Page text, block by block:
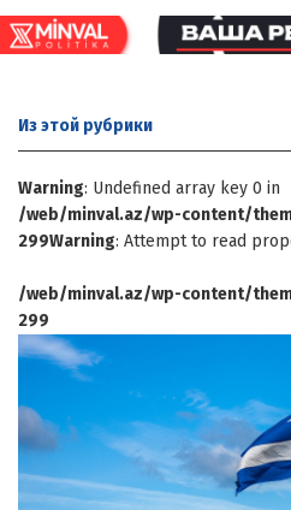
Из этой рубрики
Warning: Undefined array key 0 in
/web/minval.az/wp-content/
299Warning: Attempt to read
/web/minval.az/wp-content/
299